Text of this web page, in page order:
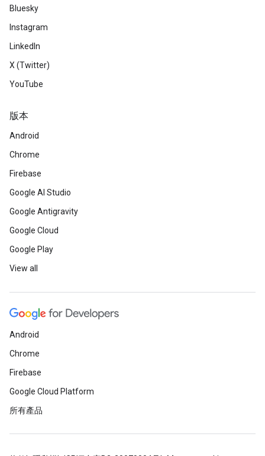
Bluesky
Instagram
LinkedIn
X (Twitter)
YouTube
版本
Android
Chrome
Firebase
Google AI Studio
Google Antigravity
Google Cloud
Google Play
View all
Android
Chrome
Firebase
Google Cloud Platform
所有產品